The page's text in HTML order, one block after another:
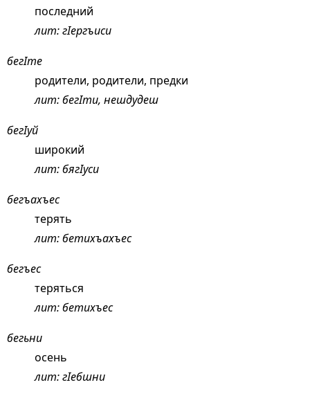
последний
лит: гIергъиси
бегIте
родители, родители, предки
лит: бегIти, нешдудеш
бегIуй
широкий
лит: бягIуси
бегъахъес
терять
лит: бетихъахъес
бегъес
теряться
лит: бетихъес
бегьни
осень
лит: гIебшни